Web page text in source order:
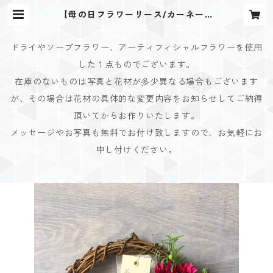
【母の日フラワーリース/カーネーシ
ドライやソープフラワー、アーティフィシャルフラワーを使用
した１点ものでございます。
在庫のないものは写真と花材が多少異なる場合もございます
が、その場合は花材の具体的な変更内容をお知らせしてご納得
頂いてからお作りいたします。
メッセージやお写真も無料でお付け致しますので、お気軽にお
申し付けください。